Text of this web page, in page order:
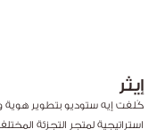
إيثر
كُلفت إيه ستوديو بتطوير
استراتيجية لمتجر التجزئة